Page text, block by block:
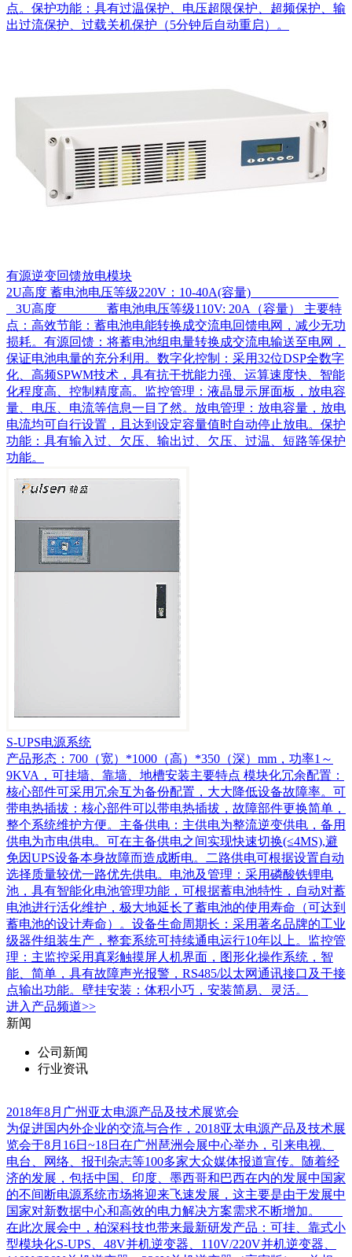
点。保护功能：具有过温保护、电压超限保护、超频保护、输
出过流保护、过载关机保护（5分钟后自动重启）。
有源逆变回馈放电模块
2U高度 蓄电池电压等级220V：10-40A(容量)
3U高度 蓄电池电压等级110V: 20A（容量） 主要特
点：高效节能：蓄电池电能转换成交流电回馈电网，减少无功
损耗。有源回馈：将蓄电池组电量转换成交流电输送至电网，
保证电池电量的充分利用。数字化控制：采用32位DSP全数字
化、高频SPWM技术，具有抗干扰能力强、运算速度快、智能
化程度高、控制精度高。监控管理：液晶显示屏面板，放电容
量、电压、电流等信息一目了然。放电管理：放电容量，放电
电流均可自行设置，且达到设定容量值时自动停止放电。保护
功能：具有输入过、欠压、输出过、欠压、过温、短路等保护
功能。
S-UPS电源系统
产品形态：700（宽）*1000（高）*350（深）mm，功率1～
9KVA，可挂墙、靠墙、地槽安装主要特点 模块化冗余配置：
核心部件可采用冗余互为备份配置，大大降低设备故障率。可
带电热插拔：核心部件可以带电热插拔，故障部件更换简单，
整个系统维护方便。主备供电：主供电为整流逆变供电，备用
供电为市电供电。可在主备供电之间实现快速切换(≤4MS),避
免因UPS设备本身故障而造成断电。二路供电可根据设置自动
选择质量较优一路优先供电。电池及管理：采用磷酸铁锂电
池，具有智能化电池管理功能，可根据蓄电池特性，自动对蓄
电池进行活化维护，极大地延长了蓄电池的使用寿命（可达到
蓄电池的设计寿命）。设备生命周期长：采用著名品牌的工业
级器件组装生产，整套系统可持续通电运行10年以上。监控管
理：主监控采用真彩触摸屏人机界面，图形化操作系统，智
能、简单，具有故障声光报警，RS485/以太网通讯接口及干接
点输出功能。壁挂安装：体积小巧，安装简易、灵活。
进入 产品频道>>
新闻
公司新闻
行业资讯
2018年8月广州亚太电源产品及技术展览会
为促进国内外企业的交流与合作，2018亚太电源产品及技术展
览会于8月16日~18日在广州琶洲会展中心举办，引来电视、
电台、网络、报刊杂志等100多家大众媒体报道宣传。随着经
济的发展，包括中国、印度、墨西哥和巴西在内的发展中国家
的不间断电源系统市场将迎来飞速发展，这主要是由于发展中
国家对新数据中心和高效的电力解决方案需求不断增加。
在此次展会中，柏深科技也带来最新研发产品：可挂、靠式小
型模块化S-UPS、48V并机逆变器、110V/220V并机逆变器、